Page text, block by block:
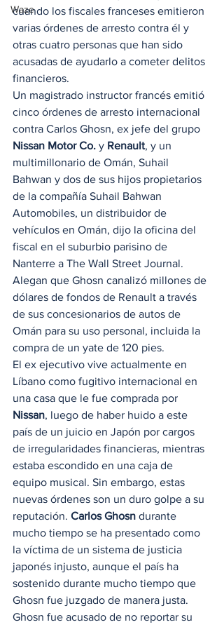
Waze
cuando los fiscales franceses emitieron
varias órdenes de arresto contra él y
otras cuatro personas que han sido
acusadas de ayudarlo a cometer delitos
financieros.
Un magistrado instructor francés emitió
cinco órdenes de arresto internacional
contra Carlos Ghosn, ex jefe del grupo
Nissan Motor Co. y Renault, y un
multimillonario de Omán, Suhail
Bahwan y dos de sus hijos propietarios
de la compañía Suhail Bahwan
Automobiles, un distribuidor de
vehículos en Omán, dijo la oficina del
fiscal en el suburbio parisino de
Nanterre a The Wall Street Journal.
Alegan que Ghosn canalizó millones de
dólares de fondos de Renault a través
de sus concesionarios de autos de
Omán para su uso personal, incluida la
compra de un yate de 120 pies.
El ex ejecutivo vive actualmente en
Líbano como fugitivo internacional en
una casa que le fue comprada por
Nissan, luego de haber huido a este
país de un juicio en Japón por cargos
de irregularidades financieras, mientras
estaba escondido en una caja de
equipo musical. Sin embargo, estas
nuevas órdenes son un duro golpe a su
reputación. Carlos Ghosn durante
mucho tiempo se ha presentado como
la víctima de un sistema de justicia
japonés injusto, aunque el país ha
sostenido durante mucho tiempo que
Ghosn fue juzgado de manera justa.
Ghosn fue acusado de no reportar su